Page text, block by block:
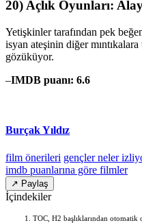
20) Açlık Oyunları:
Yetişkinler tarafından pek
isyan ateşinin diğer mıntıkalara
gözüküyor.
–IMDB puanı: 6.6
Burçak Yıldız
film önerileri gençler neler
imdb puanlarına göre filmler
↗ Paylaş
İçindekiler
TOC, H2 başlıklarından otomatik